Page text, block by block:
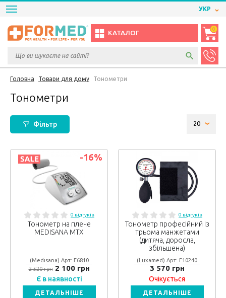
УКР
КАТАЛОГ
0
Головна Товари для дому Тонометри
Тонометри
Фільтр
-16%
0 відгуків
Тонометр на плече
MEDISANA MTX
(Medisana) Арт: F6810
2 520 грн2 100 грн
Є в наявності
ДЕТАЛЬНІШЕ
0 відгуків
Тонометр професійний із
трьома манжетами
(дитяча, доросла,
збільшена)
(Luxamed) Арт: F10240
3 570 грн
Очікується
ДЕТАЛЬНІШЕ